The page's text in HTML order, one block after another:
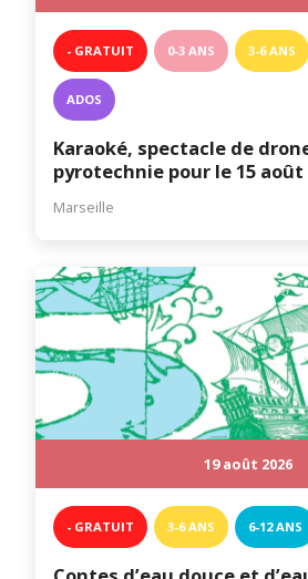
- GRATUIT 0-3 ANS 3-6 ANS
ADOS
Karaoké, spectacle de
pyrotechnie pour le 15
Marseille
19 août 2026
- GRATUIT 3-6 ANS 6-12 ANS